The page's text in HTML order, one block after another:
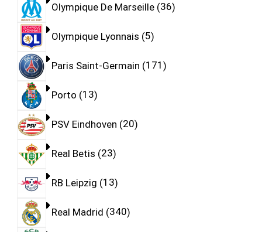
Olympique De Marseille 36
Olympique Lyonnais 5
Paris Saint-Germain 171
Porto 13
PSV Eindhoven 20
Real Betis 23
RB Leipzig 13
Real Madrid 340